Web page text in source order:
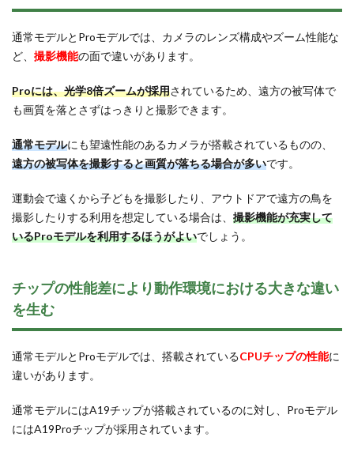
通常モデルとProモデルでは、カメラのレンズ構成やズーム性能な
ど、 撮影機能の面で違いがあります。
Proには、光学8倍ズームが採用されているため、遠方の被写体で
も画質を落とさずはっきりと撮影できます。
通常モデルにも望遠性能のあるカメラが搭載されているものの、
遠方の被写体を撮影すると画質が落ちる場合が多いです。
運動会で遠くから子どもを撮影したり、アウトドアで遠方の鳥を
撮影したりする利用を想定している場合は、 撮影機能が充実して
いるProモデルを利用するほうがよいでしょう。
チップの性能差により動作環境における大きな違い
を生む
通常モデルとProモデルでは、搭載されているCPUチップの性能に
違いがあります。
通常モデルにはA19チップが搭載されているのに対し、Proモデル
にはA19Proチップが採用されています。